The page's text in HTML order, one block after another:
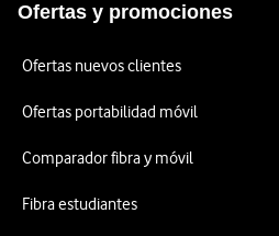
Ofertas y promociones
Ofertas nuevos clientes
Ofertas portabilidad móvil
Comparador fibra y móvil
Fibra estudiantes